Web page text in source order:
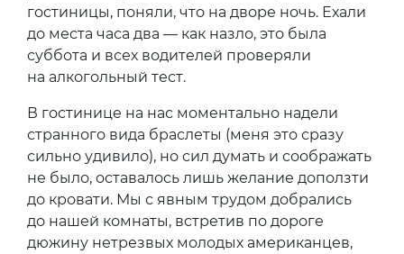
гостиницы, поняли, что на дворе ночь. Ехали
до места часа два — как назло, это была
суббота и всех водителей проверяли
на алкогольный тест.
В гостинице на нас моментально надели
странного вида браслеты (меня это сразу
сильно удивило), но сил думать и соображать
не было, оставалось лишь желание доползти
до кровати. Мы с явным трудом добрались
до нашей комнаты, встретив по дороге
дюжину нетрезвых молодых американцев,